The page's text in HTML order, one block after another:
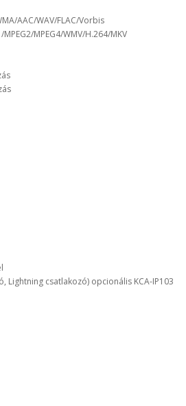
AAC/WAV/FLAC/Vorbis
MPEG4/WMV/H.264/MKV
Lightning csatlakozó) opcionális KCA-IP103